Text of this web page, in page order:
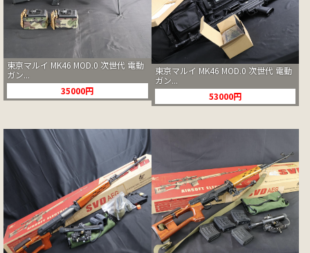
東京マルイ MK46 MOD.0 次世代 電動
ガン...
35000円
東京マルイ MK46 MOD.0 次世代 電動
ガン...
53000円